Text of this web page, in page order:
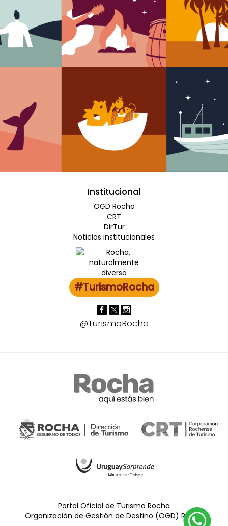
Institucional
OGD Rocha
CRT
DirTur
Noticias institucionales
#TurismoRocha
@TurismoRocha
Portal Oficial de Turismo Rocha
Organización de Gestión de Destino (OGD) Rocha